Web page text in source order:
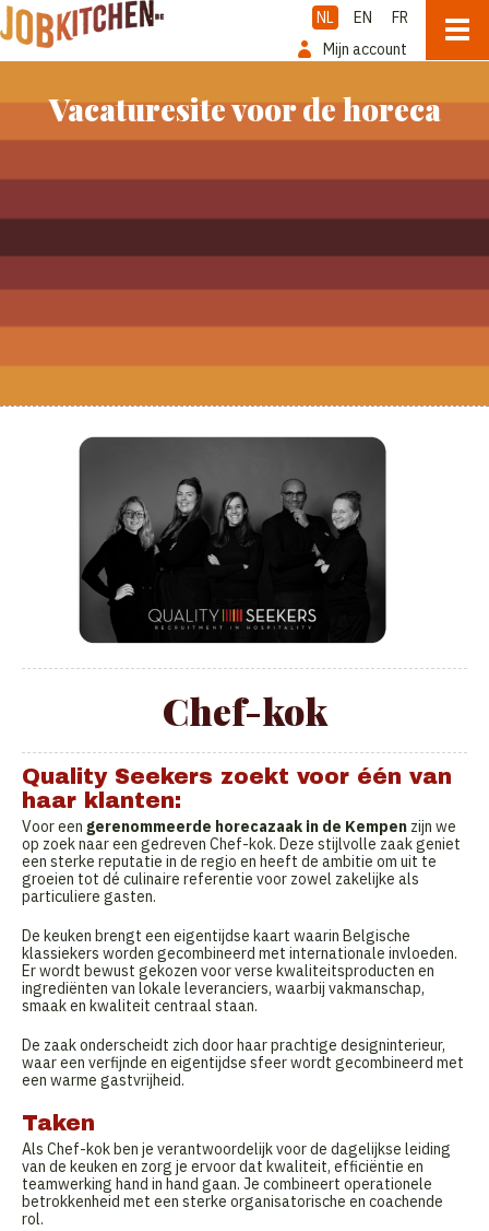
NL EN
FR
Mijn account
Vacaturesite voor de horeca
Chef-kok
Quality Seekers zoekt voor één van
haar klanten:
Voor een gerenommeerde horecazaak in de Kempen zijn we
op zoek naar een gedreven Chef-kok. Deze stijlvolle zaak geniet
een sterke reputatie in de regio en heeft de ambitie om uit te
groeien tot dé culinaire referentie voor zowel zakelijke als
particuliere gasten.
De keuken brengt een eigentijdse kaart waarin Belgische
klassiekers worden gecombineerd met internationale invloeden.
Er wordt bewust gekozen voor verse kwaliteitsproducten en
ingrediënten van lokale leveranciers, waarbij vakmanschap,
smaak en kwaliteit centraal staan.
De zaak onderscheidt zich door haar prachtige designinterieur,
waar een verfijnde en eigentijdse sfeer wordt gecombineerd met
een warme gastvrijheid.
Taken
Als Chef-kok ben je verantwoordelijk voor de dagelijkse leiding
van de keuken en zorg je ervoor dat kwaliteit, efficiëntie en
teamwerking hand in hand gaan. Je combineert operationele
betrokkenheid met een sterke organisatorische en coachende
rol.